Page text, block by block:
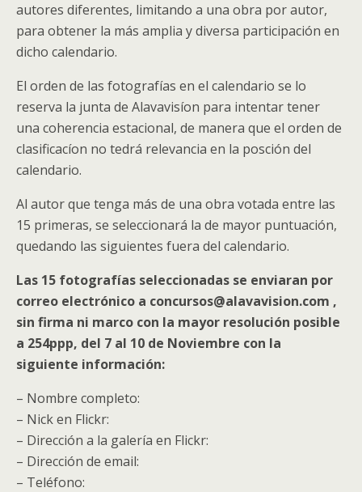
autores diferentes, limitando a una obra por autor,
para obtener la más amplia y diversa participación en
dicho calendario.
El orden de las fotografías en el calendario se lo
reserva la junta de Alavavisíon para intentar tener
una coherencia estacional, de manera que el orden de
clasificacíon no tedrá relevancia en la posción del
calendario.
Al autor que tenga más de una obra votada entre las
15 primeras, se seleccionará la de mayor puntuación,
quedando las siguientes fuera del calendario.
Las 15 fotografías seleccionadas se enviaran por
correo electrónico a concursos@alavavision.com ,
sin firma ni marco con la mayor resolución posible
a 254ppp, del 7 al 10 de Noviembre con la
siguiente información:
– Nombre completo:
– Nick en Flickr:
– Dirección a la galería en Flickr:
– Dirección de email:
– Teléfono: